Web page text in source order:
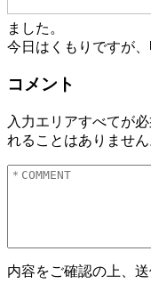
ました。
今日はくもりですが、
コメント
入力エリアすべてが
れることはありません
内容をご確認の上、送